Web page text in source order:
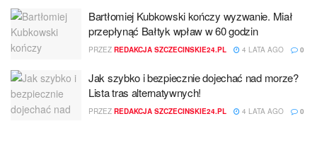
Bartłomiej Kubkowski kończy wyzwanie. Miał
przepłynąć Bałtyk wpław w 60 godzin
PRZEZ REDAKCJA SZCZECINSKIE24.PL 4 LATA AGO 0
Jak szybko i bezpiecznie dojechać nad morze?
Lista tras alternatywnych!
PRZEZ REDAKCJA SZCZECINSKIE24.PL 4 LATA AGO 0